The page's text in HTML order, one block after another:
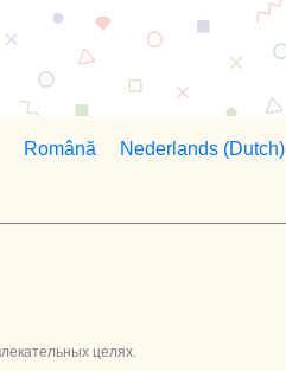
Română Nederlands (Dutch)
целях.